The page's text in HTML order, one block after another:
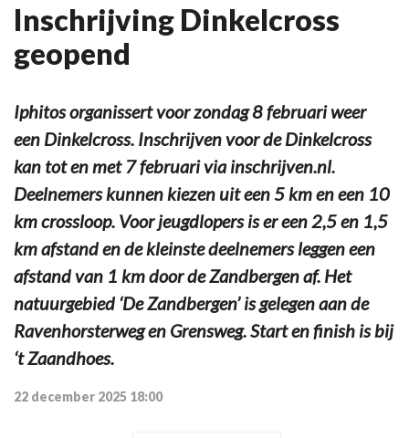
Inschrijving Dinkelcross
geopend
Iphitos organissert voor zondag 8 februari weer
een Dinkelcross. Inschrijven voor de Dinkelcross
kan tot en met 7 februari via inschrijven.nl.
Deelnemers kunnen kiezen uit een 5 km en een 10
km crossloop. Voor jeugdlopers is er een 2,5 en 1,5
km afstand en de kleinste deelnemers leggen een
afstand van 1 km door de Zandbergen af. Het
natuurgebied ‘De Zandbergen’ is gelegen aan de
Ravenhorsterweg en Grensweg. Start en finish is bij
‘t Zaandhoes.
22 december 2025 18:00